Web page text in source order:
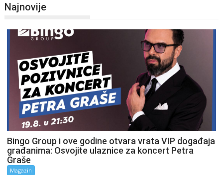
Najnovije
Bingo Group i ove godine otvara vrata VIP događaja
građanima: Osvojite ulaznice za koncert Petra
Graše
Magazin